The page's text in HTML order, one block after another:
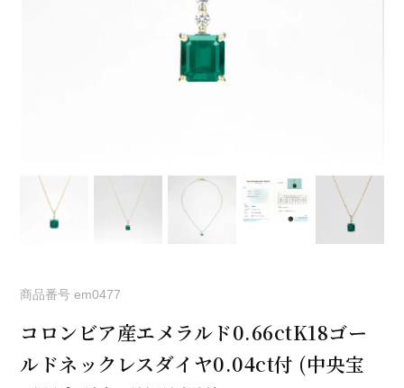
商品番号 em0477
コロンビア産エメラルド0.66ctK18ゴー
ルドネックレスダイヤ0.04ct付 (中央宝